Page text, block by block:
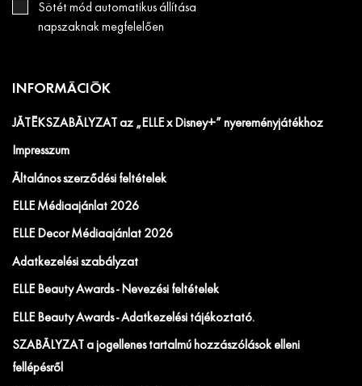
Sötét mód automatikus állítása
napszaknak megfelelően
INFORMÁCIÓK
JÁTÉKSZABÁLYZAT az „ELLE x Disney+” nyereményjátékhoz
Impresszum
Általános szerződési feltételek
ELLE Médiaajánlat 2026
ELLE Decor Médiaajánlat 2026
Adatkezelési szabályzat
ELLE Beauty Awards - Nevezési feltételek
ELLE Beauty Awards - Adatkezelési tájékoztató.
SZABÁLYZAT a jogellenes tartalmú hozzászólások elleni
fellépésről